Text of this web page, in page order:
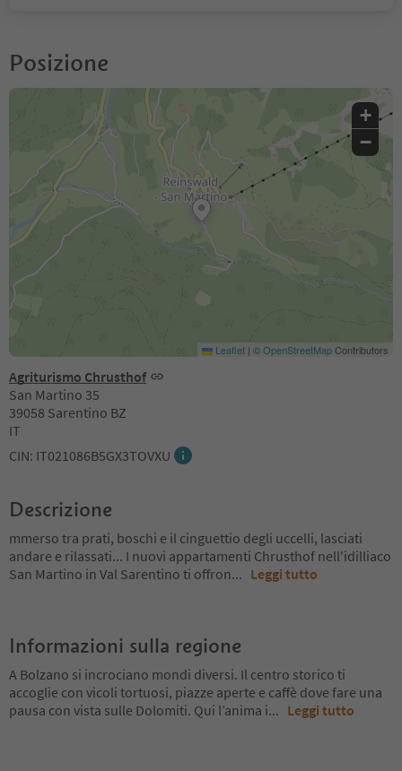
Posizione
Agriturismo Chrusthof
San Martino 35
39058 Sarentino BZ
IT
CIN: IT021086B5GX3TOVXU
+
−
Leaflet | ©OpenStreetMapContributors
Descrizione
mmerso tra prati, boschi e il cinguettio degli uccelli, lasciati
andare e rilassati... I nuovi appartamenti Chrusthof nell'idilliaco
San Martino in Val Sarentino ti offron... Leggi tutto
Informazioni sulla regione
A Bolzano si incrociano mondi diversi. Il centro storico ti
accoglie con vicoli tortuosi, piazze aperte e caffè dove fare una
pausa con vista sulle Dolomiti. Qui l’anima i... Leggi tutto